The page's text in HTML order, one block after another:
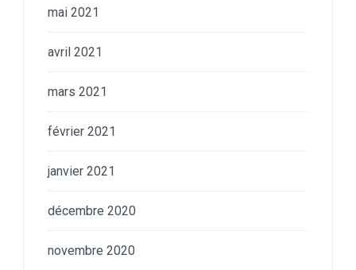
mai 2021
avril 2021
mars 2021
février 2021
janvier 2021
décembre 2020
novembre 2020